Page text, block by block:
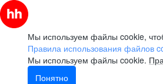
Мы используем файлы cookie,
Правила использования файлов
Мы используем файлы cookie.
Понятно